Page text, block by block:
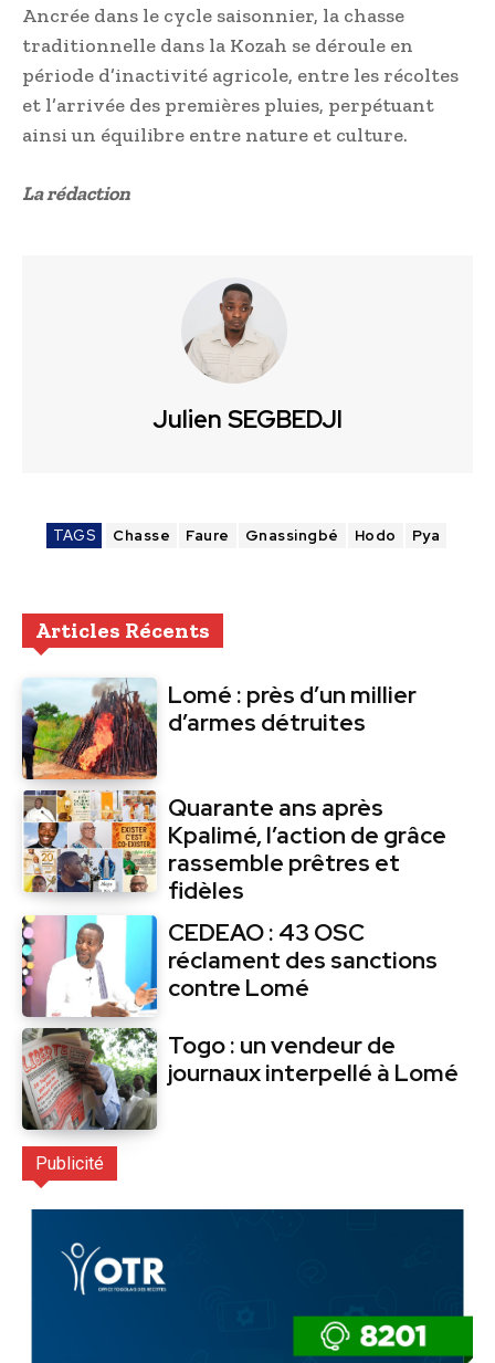
Ancrée dans le cycle saisonnier, la chasse
traditionnelle dans la Kozah se déroule en
période d’inactivité agricole, entre les récoltes
et l’arrivée des premières pluies, perpétuant
ainsi un équilibre entre nature et culture.
La rédaction
Julien SEGBEDJI
TAGS Chasse Faure Gnassingbé Hodo Pya
Articles Récents
Lomé : près d’un millier
d’armes détruites
Quarante ans après
Kpalimé, l’action de grâce
rassemble prêtres et
fidèles
CEDEAO : 43 OSC
réclament des sanctions
contre Lomé
Togo : un vendeur de
journaux interpellé à Lomé
Publicité